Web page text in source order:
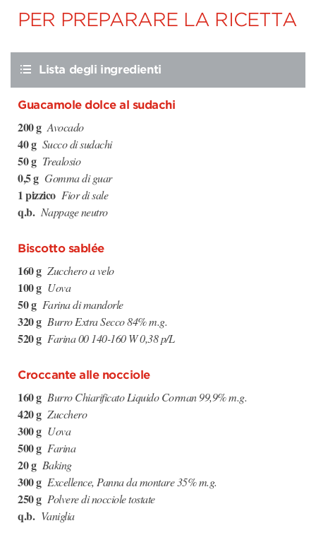
PER PREPARARE LA RICETTA
Lista degli ingredienti
Guacamole dolce al sudachi
200 g Avocado
40 g Succo di sudachi
50 g Trealosio
0,5 g Gomma di guar
1 pizzico Fior di sale
q.b. Nappage neutro
Biscotto sablée
160 g Zucchero a velo
100 g Uova
50 g Farina di mandorle
320 g Burro Extra Secco 84% m.g.
520 g Farina 00 140-160 W 0,38 p/L
Croccante alle nocciole
160 g Burro Chiarificato Liquido Corman 99,9% m.g.
420 g Zucchero
300 g Uova
500 g Farina
20 g Baking
300 g Excellence, Panna da montare 35% m.g.
250 g Polvere di nocciole tostate
q.b. Vaniglia